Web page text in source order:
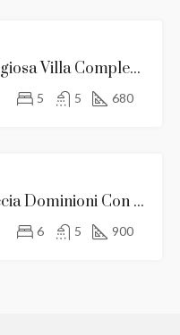
Olgiate Olona (VA) – Prestigiosa Villa Completamente Ristrutturata Di 680 Mq
5 5 680
Barasso (VA) – Villa Di Caccia Dominioni Con Vista Meravigliosa Sul Lago Di Varese
6 5 900